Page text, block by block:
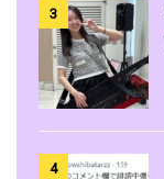
3
4